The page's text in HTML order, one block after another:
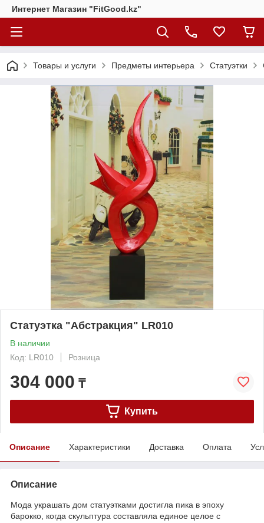
Интернет Магазин "FitGood.kz"
Товары и услуги Предметы интерьера Статуэтки
Статуэтка "Абстракция" LR010
В наличии
Код: LR010
Розница
304 000 ₸
Купить
Описание Характеристики Доставка Оплата
Описание
Мода украшать дом статуэтками достигла пика в эпоху
барокко, когда скульптура составляла единое целое с